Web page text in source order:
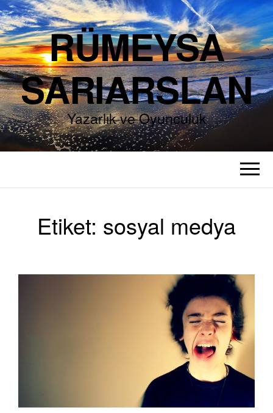
RÜMEYSA
SARIARSLAN
Yazarlık ve Oyunculuk
Etiket: sosyal medya